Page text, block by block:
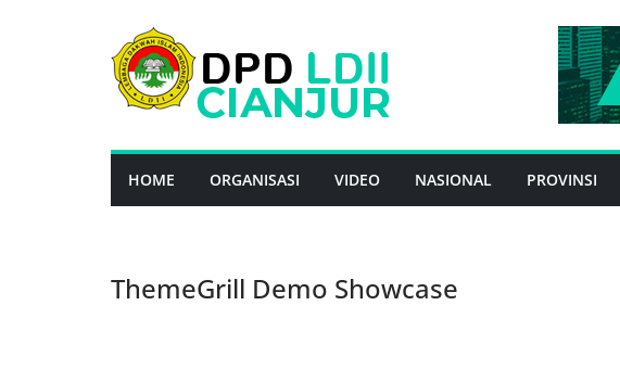
HOME ORGANISASI VIDEO NASIONAL PROVINSI
ThemeGrill Demo Showcase